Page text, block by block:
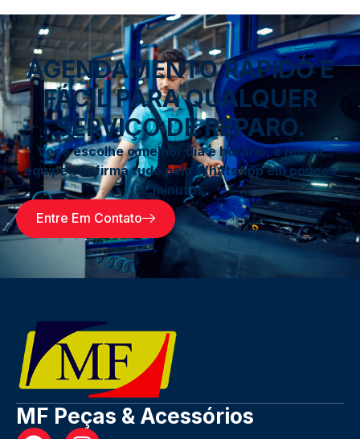
AGENDAMENTO RÁPIDO E
FÁCIL PARA QUALQUER
SERVIÇO DE REPARO.
Você escolhe o melhor dia e horário, e nossa
equipe confirma tudo pelo WhatsApp em poucos
minutos.
Entre Em Contato
MF Peças & Acessórios